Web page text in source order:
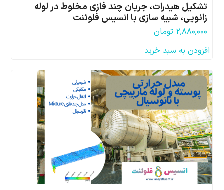
تشکیل هیدرات، جریان چند فازی مخلوط در لوله
زانویی، شبیه سازی با انسیس فلوئنت
۲,۸۸۰,۰۰۰ تومان
افزودن به سبد خرید